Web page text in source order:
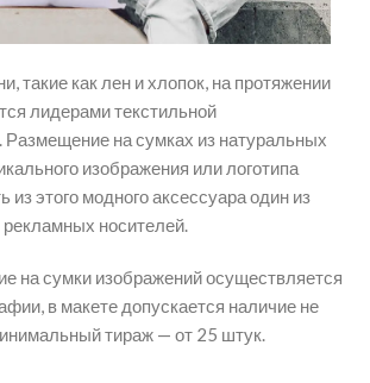
такие как лен и хлопок, на протяжении
лидерами текстильной
на сумках из натуральных
изображения или логотипа
из этого модного аксессуара один из
носителей.
на сумки изображений осуществляется
в макете допускается наличие не
тираж — от 25 штук.